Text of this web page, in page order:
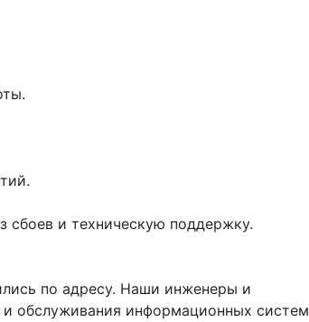
сбоев и техническую поддержку.
по адресу. Наши инженеры и
обслуживания информационных систем